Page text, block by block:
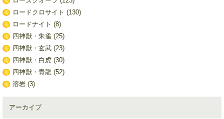
ロードクロサイト (130)
ロードナイト (8)
四神獣・朱雀 (25)
四神獣・玄武(23)
四神獣・白虎(30)
四神獣・青龍 (52)
溶岩(3)
アーカイブ